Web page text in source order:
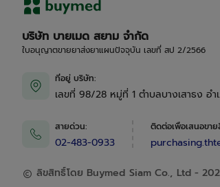
บริษัท บายเมด สยาม จำกัด
ใบอนุญาตขายยาส่งยาแผนปัจจุบัน เลขที่ สป 2/2566
ที่อยู่ บริษัท:
เลขที่ 98/28 หมู่ที่ 1 ตำบลบางเสาธง อ
สายด่วน:
02-483-0933
ติดต่อเพื่อเสนอขา
ลิขสิทธิ์โดย Buymed Siam Co., Ltd -